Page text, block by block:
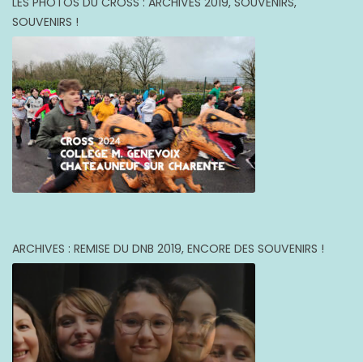
SOUVENIRS !
ARCHIVES : REMISE DU DNB 2019, ENCORE DES SOUVENIRS !